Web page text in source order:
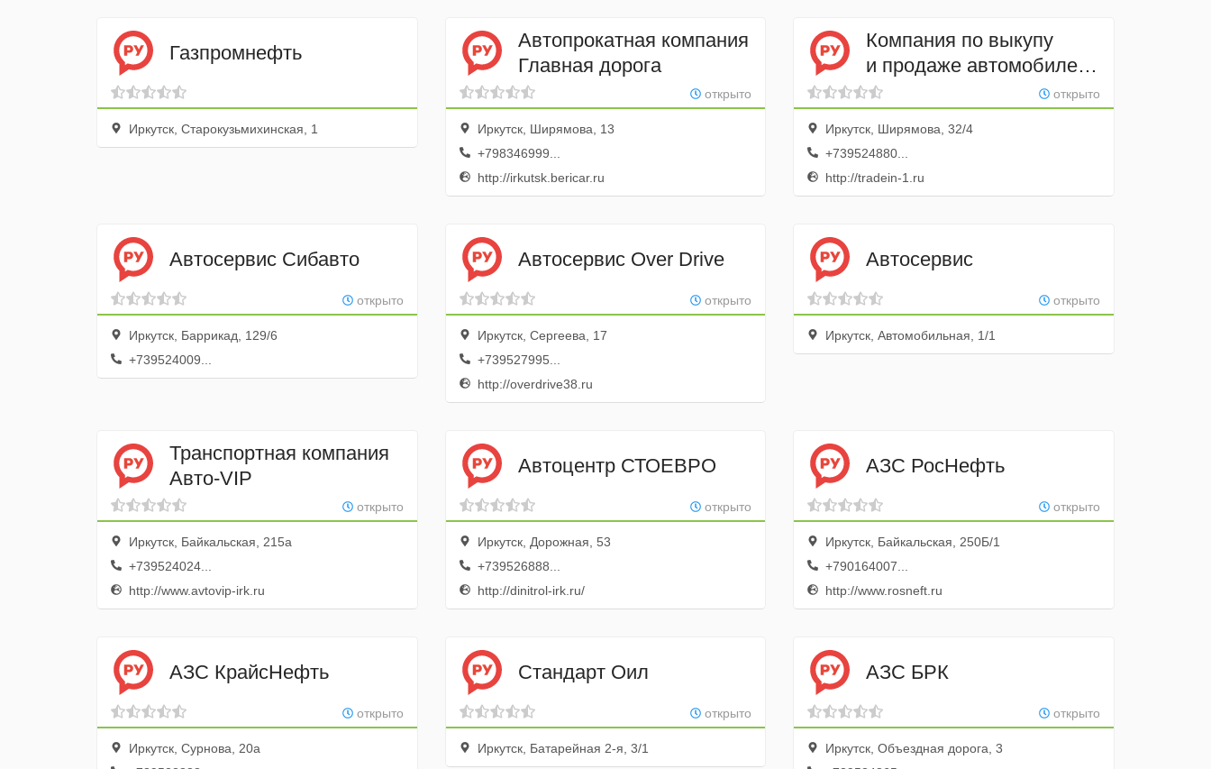
Газпромнефть
Иркутск, Старокузьмихинская, 1
Автопрокатная компания
Главная дорога
открыто
Иркутск, Ширямова, 13
+798346999...
http://irkutsk.bericar.ru
Компания по выкупу
и продаже автомобилей
премиум класса Трейд-
ин № 1
открыто
Иркутск, Ширямова, 32/4
+739524880...
http://tradein-1.ru
Автосервис Сибавто
открыто
Иркутск, Баррикад, 129/6
+739524009...
Автосервис Over Drive
открыто
Иркутск, Сергеева, 17
+739527995...
http://overdrive38.ru
Автосервис
открыто
Иркутск, Автомобильная, 1/1
Транспортная компания
Авто-VIP
открыто
Иркутск, Байкальская, 215а
+739524024...
http://www.avtovip-irk.ru
Автоцентр СТОЕВРО
открыто
Иркутск, Дорожная, 53
+739526888...
http://dinitrol-irk.ru/
АЗС РосНефть
открыто
Иркутск, Байкальская, 250Б/1
+790164007...
http://www.rosneft.ru
АЗС КрайсНефть
открыто
Иркутск, Сурнова, 20а
Стандарт Оил
открыто
Иркутск, Батарейная 2-я, 3/1
АЗС БРК
открыто
Иркутск, Объездная дорога, 3